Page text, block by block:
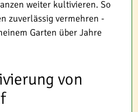
weiter kultivieren. So
zuverlässig vermehren -
Garten über Jahre
von